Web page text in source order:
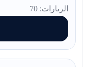
الزيارات: 70